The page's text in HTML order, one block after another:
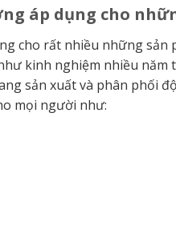
áp dụng cho
cho rất nhiều những sản
kinh nghiệm nhiều năm
sản xuất và phân phối
mọi người như: